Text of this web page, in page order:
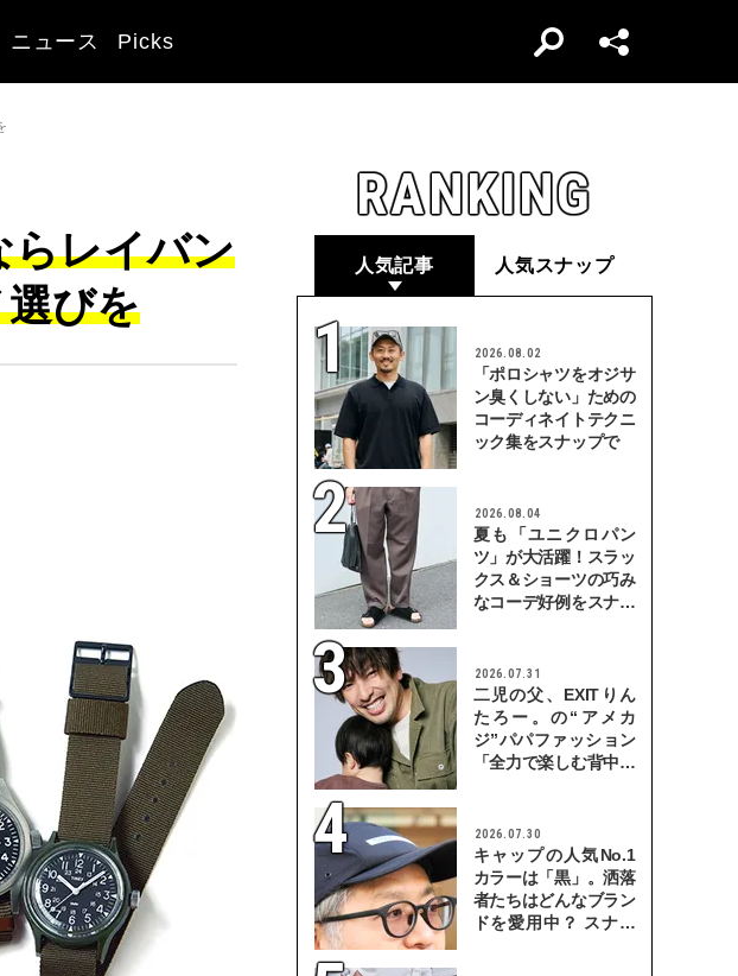
ニュース Picks
らレイバン
びを
RANKING
人気記事 人気スナップ
2026.08.02
「ポロシャツをオジサ
ン臭くしない」ための
コーディネイトテクニ
ック集をスナップで
2026.08.04
夏も「ユニクロパン
ツ」が大活躍！スラッ
クス＆ショーツの巧み
なコーデ好例をスナッ
2026.07.31
二児の父、EXITりん
たろー。の“アメカ
ジ”パパファッション
「全力で楽しむ背中を
2026.07.30
キャップの人気No.1
カラーは「黒」。洒落
者たちはどんなブラン
ドを愛用中？ スナッ